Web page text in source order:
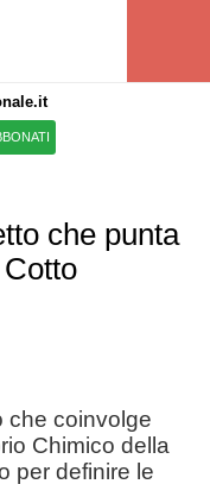
che punta
che coinvolge
Chimico della
per definire le